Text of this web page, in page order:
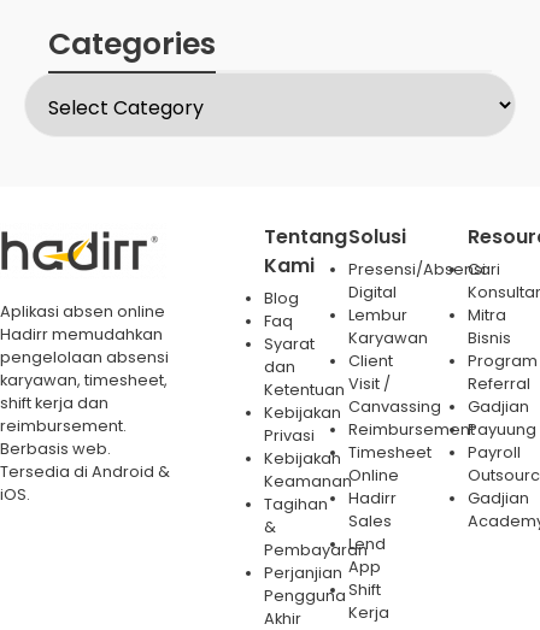
Categories
Aplikasi absen online
Hadirr memudahkan
pengelolaan absensi
karyawan, timesheet,
shift kerja dan
reimbursement.
Berbasis web.
Tersedia di Android &
iOS.
Tentang
Kami
Blog
Faq
Syarat
dan
Ketentuan
Kebijakan
Privasi
Kebijakan
Keamanan
Tagihan
&
Pembayaran
Perjanjian
Pengguna
Akhir
Solusi
Presensi/Absensi
Digital
Lembur
Karyawan
Client
Visit /
Canvassing
Reimbursement
Timesheet
Online
Hadirr
Sales
Lend
App
Shift
Kerja
Cari
Mitra
Bisnis
Program
Referral
Gadjian
Payuung
Payroll
Gadjian